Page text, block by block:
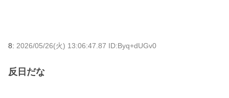
8: 2026/05/26(火) 13:06:47.87 ID:Byq+dUGv0
反日だな